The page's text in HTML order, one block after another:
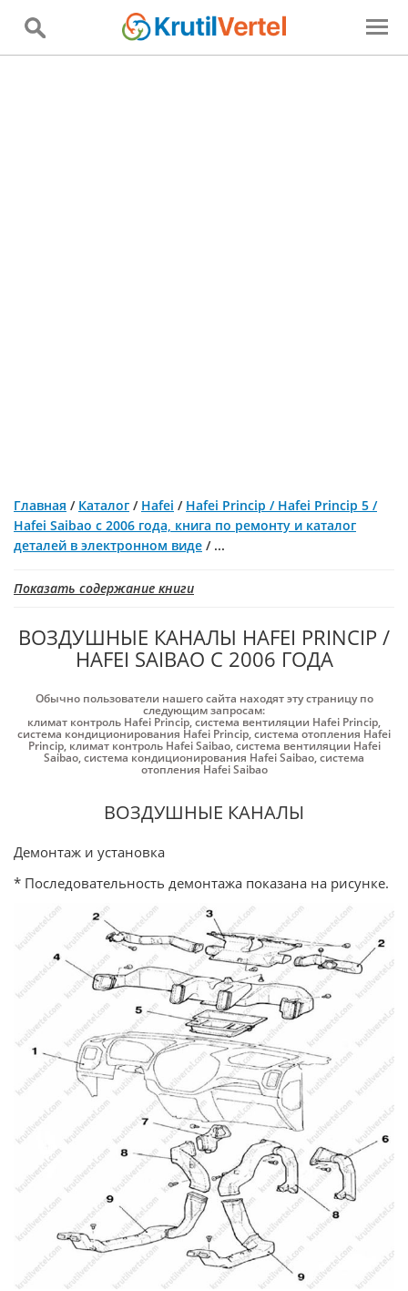
Главная / Каталог / Hafei / Hafei Princip / Hafei Princip 5 /
Hafei Saibao с 2006 года, книга по ремонту и каталог
деталей в электронном виде / ...
Показать содержание книги
ВОЗДУШНЫЕ КАНАЛЫ HAFEI PRINCIP /
HAFEI SAIBAO С 2006 ГОДА
Обычно пользователи нашего сайта находят эту страницу по
следующим запросам:
климат контроль Hafei Princip,система вентиляции Hafei Princip,
система кондиционирования Hafei Princip,система отопления Hafei
Princip, климат контроль Hafei Saibao,система вентиляции Hafei
Saibao,система кондиционирования Hafei Saibao,система
отопления Hafei Saibao
ВОЗДУШНЫЕ КАНАЛЫ
Демонтаж и установка
* Последовательность демонтажа показана на рисунке.